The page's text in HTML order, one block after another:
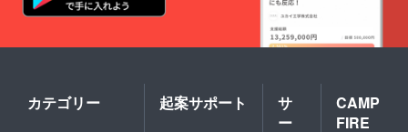
カテゴリー 起案サポート
サ
ー
CAMP
FIRE